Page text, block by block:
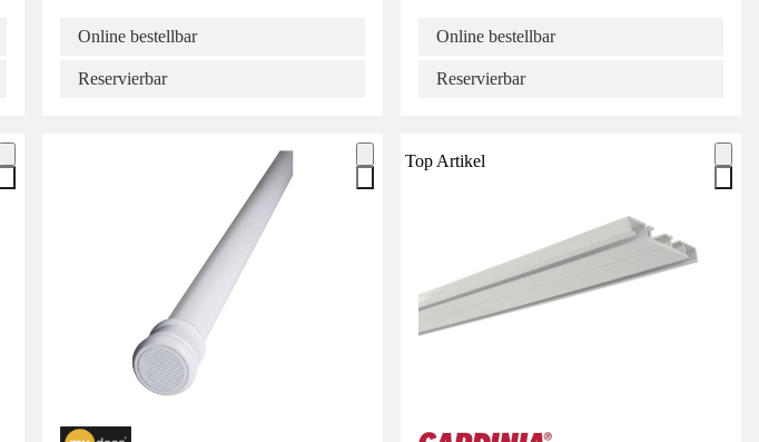
Online bestellbar
Reservierbar
Online bestellbar
Reservierbar
Top Artikel